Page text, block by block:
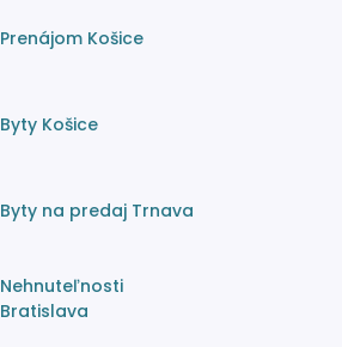
Prenájom Košice
Byty Košice
Byty na predaj Trnava
Nehnuteľnosti
Bratislava